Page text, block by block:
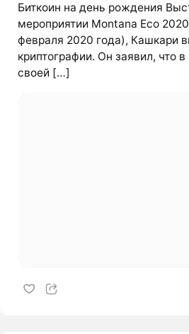
Биткоин на день рождения
мероприятии Montana Eco 2020
февраля 2020 года), Кашкари
криптографии. Он заявил, что
своей […]